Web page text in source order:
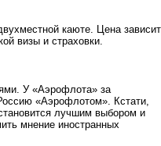
каюте. Цена зависит
визы и страховки.
У «Аэрофлота» за
«Аэрофлотом». Кстати,
лучшим выбором и
мнение иностранных